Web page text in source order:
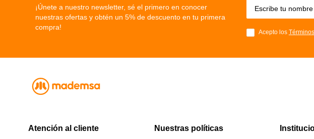
¡Únete a nuestro newsletter, sé el primero en conocer
nuestras ofertas y obtén un 5% de descuento en tu primera
compra!
Acepto los
Atención al cliente Nuestras políticas